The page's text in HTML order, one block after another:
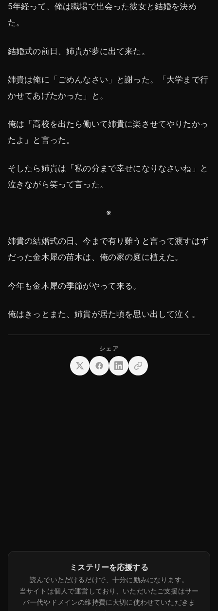
5年経って、俺は職場で出会った彼女と結婚を決め
た。
結婚式の前日、姉貴が夢に出て来た。
姉貴は俺に「ごめんなさい」と謝った。「大学まで行
かせてあげたかった」と。
俺は「高校を出たら働いて姉貴に楽させてやりたかっ
たよ」と言った。
そしたら姉貴は「私の分まで幸せになりなさいね」と
泣きながら笑って言った。
※
姉貴の結婚式の日、今まで有り難うと言って渡すはず
だった金木犀の苗木は、俺の家の庭に植えた。
今年も金木犀の季節がやって来る。
俺はきっとまた、姉貴が居た頃を思い出して泣く。
ミステリーを応援する
読んでいただけるだけで、十分に励みになります。
当サイトは個人で運営しており、いただいたご支援はサー
バー代やドメインの維持費に大切に使わせていただきま